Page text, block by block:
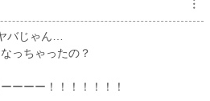
︙
バじゃん…
っちゃったの？
ーーー！！！！！！！